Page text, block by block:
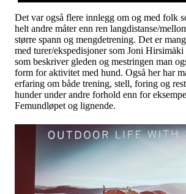
Det var også flere innlegg om og med folk
helt andre måter enn ren langdistanse/
større spann og mengdetrening. Det er
med turer/ekspedisjoner som Joni Hirsimäki
som beskriver gleden og mestringen man
form for aktivitet med hund. Også her har
erfaring om både trening, stell, foring og
hunder under andre forhold enn for
Femundløpet og lignende.